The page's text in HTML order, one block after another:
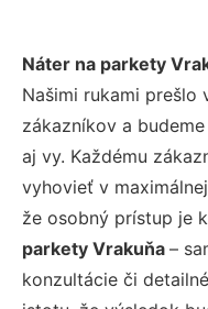
Náter na parkety
Našimi rukami
zákazníkov a
aj vy. Každému
vyhovieť v
že osobný prístup je
parkety Vrakuňa –
konzultácie či